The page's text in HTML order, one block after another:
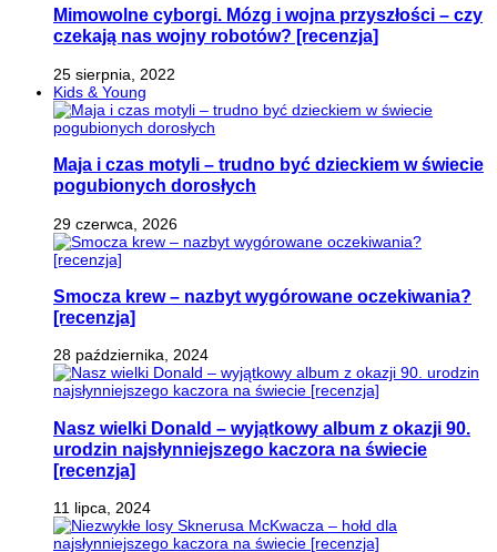
Mimowolne cyborgi. Mózg i wojna przyszłości – czy
czekają nas wojny robotów? [recenzja]
25 sierpnia, 2022
Kids & Young
Maja i czas motyli – trudno być dzieckiem w świecie
pogubionych dorosłych
29 czerwca, 2026
Smocza krew – nazbyt wygórowane oczekiwania?
[recenzja]
28 października, 2024
Nasz wielki Donald – wyjątkowy album z okazji 90.
urodzin najsłynniejszego kaczora na świecie
[recenzja]
11 lipca, 2024